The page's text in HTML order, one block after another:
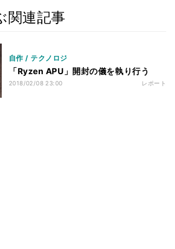
関連記事
自作 / テクノロジ
「Ryzen APU」開封の儀を執り行う
2018/02/08 23:00 レポート